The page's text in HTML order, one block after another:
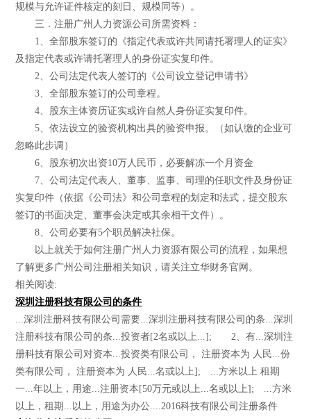
规模与允许证件核定的刻日、规模同等）。
三．注册广州人力资源公司所需资料：
1、全部股东签订的《指定代表或许共同请托署理人的证实》
及指定代表或许请托署理人的身份证实复印件。
2、公司法定代表人签订的《公司设立登记申请书》
3、全部股东签订的公司章程。
4、股东主体资历证实或许自然人身份证实复印件。
5、依法设立的验资机构出具的验资申报。（如认缴的企业可
忽略此步调）
6、股东初次出资10万人民币，必要解冻一个月资金
7、公司法定代表人、董事、监事、司理的任职文件及身份证
实复印件（依据《公司法》和公司章程的划定和法式，提交股东
签订的书面决定、董事会决定或其余相干文件）。
8、公司必要有5个职员解决社保。
以上就关于如何注册广州人力资源有限公司的流程，如果想
了解更多广州公司注册相关知识，请关注立华财务官网。
相关阅读:
深圳注册科技有限公司的条件
...深圳注册科技有限公司需要...深圳注册科技有限公司的条...深圳
注册科技有限公司的条...投资者[2名或以上...]; 2、有...深圳注
册科技有限公司对资本...投资类有限公司， 注册资本为 人民...份
类有限公司， 注册资本为 人民...名或以上]; ...方米以上 租期
一...年以上，用途...注册资本[50万元或以上...名或以上]; ...方米
以上，租期...以上，用途为办公....2016科技有限公司注册条件